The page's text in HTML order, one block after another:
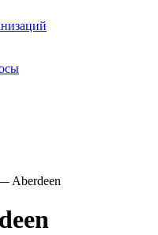
Aberdeen